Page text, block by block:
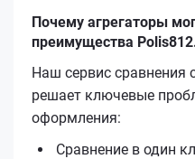
Почему агрегаторы
преимущества
Наш сервис сравнения
решает ключевые
оформления:
Сравнение в один